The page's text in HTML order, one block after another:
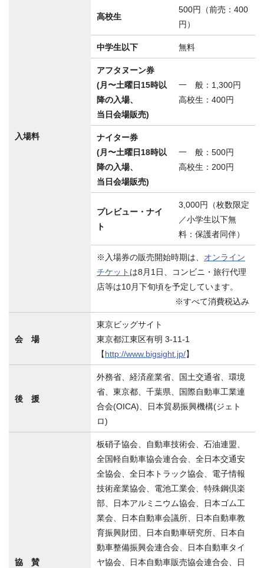
入場料
高校生
500円（前売：400
円）
中学生以下 無料
アフタヌーン券
(月〜土曜日15時以
降の入場、
当日会場販売)
一 般：1,300円
高校生：400円
ナイター券
(月〜土曜日18時以
降の入場、
当日会場販売)
一 般：500円
高校生：200円
プレビュー・ナイ
ト
3,000円（枚数限定
／小学生以下無
料：保護者同伴）
※入場券の販売開始時期は、 オンライン
チケット は8月1日、コンビニ・旅行代理
店等は10月下旬頃を予定しています。
※すべて消費税込み
会 場
東京ビッグサイト
東京都江東区有明 3-11-1
【http://www.bigsight.jp/】
後 援
外務省、経済産業省、国土交通省、環境
省、東京都、千葉県、国際自動車工業連
合会(OICA)、日本貿易振興機構(ジェト
ロ)
協 賛
板硝子協会、自動車技術会、石油連盟、
全国軽自動車協会連合会、全日本交通安
全協会、全日本トラック協会、電子情報
技術産業協会、電池工業会、特殊鋼倶楽
部、日本アルミニウム協会、日本ゴム工
業会、日本自動車会議所、日本自動車教
育振興財団、日本自動車研究所、日本自
動車整備振興会連合会、日本自動車タイ
ヤ協会、日本自動車販売協会連合会、日